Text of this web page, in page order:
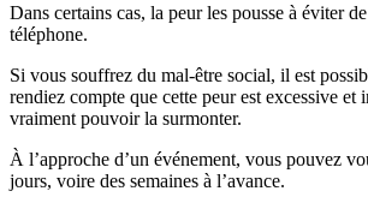
Dans certains cas, la peur les pousse à éviter
téléphone.
Si vous souffrez du mal-être social, il est
rendiez compte que cette peur est excessive et
vraiment pouvoir la surmonter.
À l’approche d’un événement, vous pouvez
jours, voire des semaines à l’avance.